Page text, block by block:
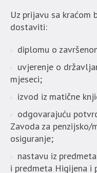
Uz prijavu sa kraćom
dostaviti:
diplomu o
uvjerenje o
mjeseci;
izvod iz matične
odgovarajuću
Zavoda za penzijsko/
osiguranje;
nastavu iz
i predmeta Higijena i